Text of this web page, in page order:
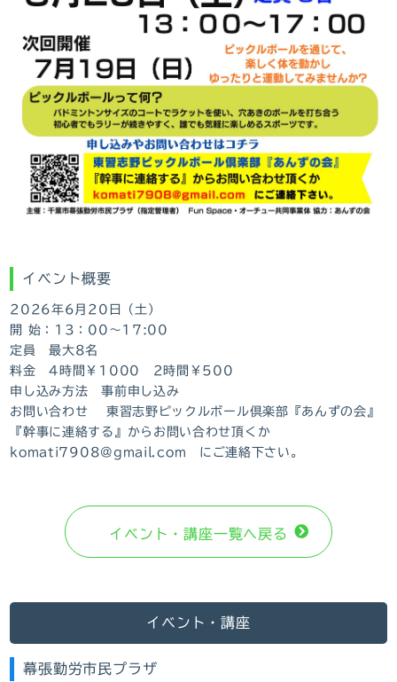
イベント概要
2026年6月20日（土）
開 始：13：00～17:00
定員 最大8名
料金 4時間￥1000 2時間￥500
申し込み方法 事前申し込み
お問い合わせ 東習志野ピックルボール倶楽部『あんずの会』
『幹事に連絡する』からお問い合わせ頂くか
komati7908@gmail.com にご連絡下さい。
イベント・講座⼀覧へ戻る
イベント・講座
幕張勤労市民プラザ